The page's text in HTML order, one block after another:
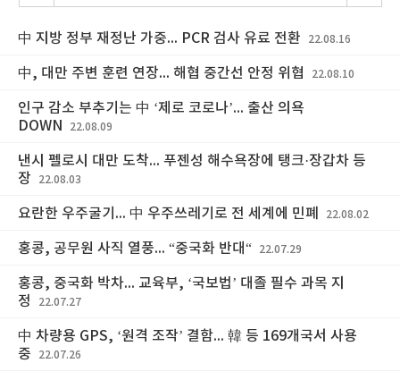
中 지방 정부 재정난 가중... PCR 검사 유료 전환 22.08.16
中, 대만 주변 훈련 연장... 해협 중간선 안정 위협 22.08.10
인구 감소 부추기는 中 ‘제로 코로나’... 출산 의욕
DOWN
22.08.09
낸시 펠로시 대만 도착... 푸젠성 해수욕장에 탱크·장갑차 등
장
22.08.03
요란한 우주굴기... 中 우주쓰레기로 전 세계에 민폐 22.08.02
홍콩, 공무원 사직 열풍... “중국화 반대“ 22.07.29
홍콩, 중국화 박차... 교육부, ‘국보법’ 대졸 필수 과목 지
정
22.07.27
中 차량용 GPS, ‘원격 조작’ 결함... 韓 등 169개국서 사용
중
22.07.26